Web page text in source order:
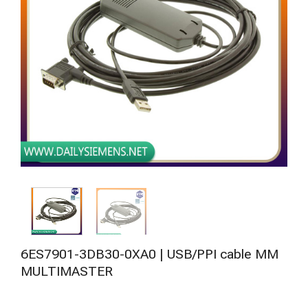
6ES7901-3DB30-0XA0 | USB/PPI cable MM
MULTIMASTER